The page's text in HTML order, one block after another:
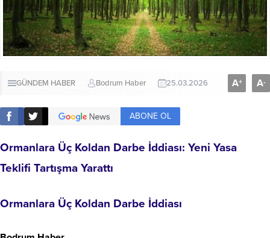
GÜNDEM HABER Bodrum Haber 25.03.2026 A+ A-
ABONE OL
Ormanlara Üç Koldan Darbe İddiası: Yeni Yasa
Teklifi Tartışma Yarattı
Ormanlara Üç Koldan Darbe İddiası